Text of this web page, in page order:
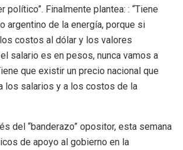
político”. Finalmente plantea: : “Tiene
argentino de la energía, porque si
costos al dólar y los valores
salario es en pesos, nunca vamos a
que existir un precio nacional que
los salarios y a los costos de la
del “banderazo” opositor, esta semana
de apoyo al gobierno en la